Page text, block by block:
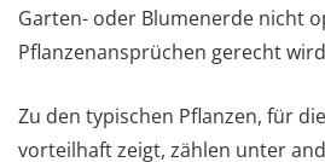
Garten- oder Blumenerde nicht
Pflanzenansprüchen gerecht
Zu den typischen Pflanzen, für
vorteilhaft zeigt, zählen unter